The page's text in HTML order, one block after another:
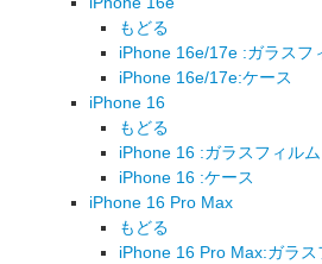
もどる
iPhone 16e/17e :ガラスフ
iPhone 16e/17e:ケース
iPhone 16
もどる
iPhone 16 :ガラスフィルム
iPhone 16 :ケース
iPhone 16 Pro Max
もどる
iPhone 16 Pro Max:ガラス